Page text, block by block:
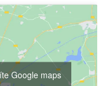
Google maps